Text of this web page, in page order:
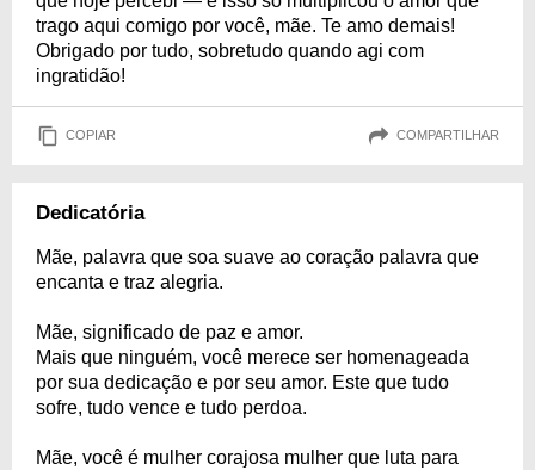
trago aqui comigo por você, mãe. Te amo demais!
Obrigado por tudo, sobretudo quando agi com
ingratidão!
COPIAR COMPARTILHAR
Dedicatória
Mãe, palavra que soa suave ao coração palavra que
encanta e traz alegria.
Mãe, significado de paz e amor.
Mais que ninguém, você merece ser homenageada
por sua dedicação e por seu amor. Este que tudo
sofre, tudo vence e tudo perdoa.
Mãe, você é mulher corajosa mulher que luta para